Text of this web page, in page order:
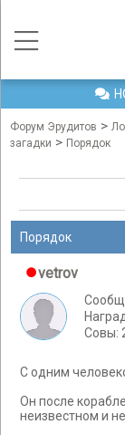
Форум Эрудитов >
загадки > Порядок
Порядок
vetrov
Cовы:
С одним
Он после
неизвестном и